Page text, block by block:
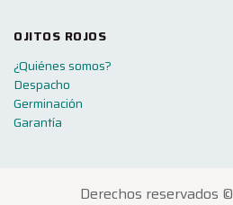
OJITOS ROJOS
¿Quiénes somos?
Despacho
Germinación
Garantía
Derechos reservados ©